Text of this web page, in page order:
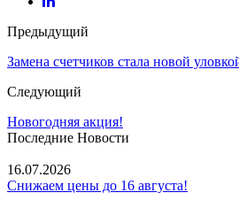
Предыдущий
Замена счетчиков стала новой
Следующий
Новогодняя акция!
Последние Новости
16.07.2026
Снижаем цены до 16 августа!